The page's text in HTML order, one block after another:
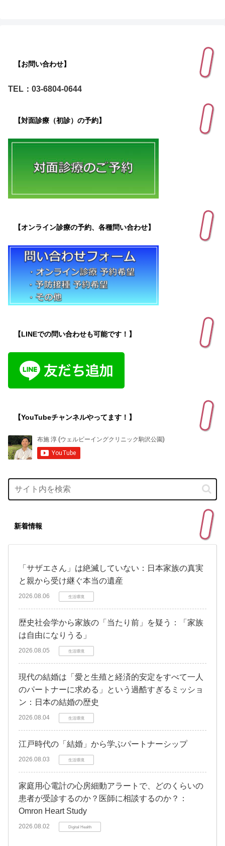
【お問い合わせ】
TEL：03-6804-0644
【対面診療（初診）の予約】
【オンライン診療の予約、各種問い合わせ】
【LINEでの問い合わせも可能です！】
【YouTubeチャンネルやってます！】
新着情報
「サザエさん」は絶滅していない：日本家族の真実
と親から受け継ぐ本当の遺産
2026.08.06 生活環境
歴史社会学から家族の「当たり前」を疑う：「家族
は自由になりうる」
2026.08.05 生活環境
現代の結婚は「愛と生殖と経済的安定をすべて一人
のパートナーに求める」という過酷すぎるミッショ
ン：日本の結婚の歴史
2026.08.04 生活環境
江戸時代の「結婚」から学ぶパートナーシップ
2026.08.03 生活環境
家庭用心電計の心房細動アラートで、どのくらいの
患者が受診するのか？医師に相談するのか？：
Omron Heart Study
2026.08.02 Digital Health